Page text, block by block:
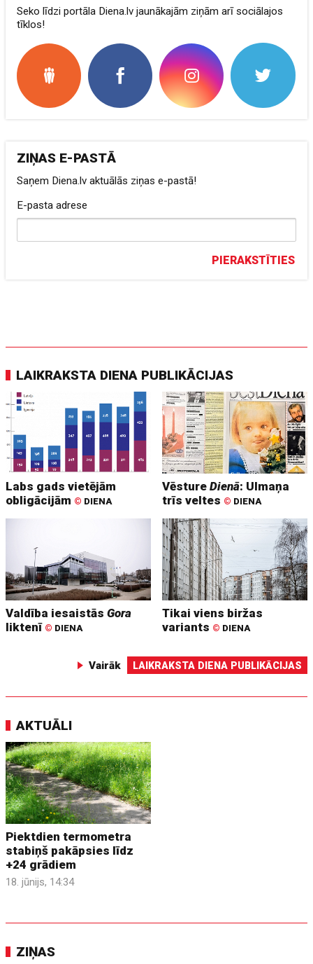
Seko līdzi portāla Diena.lv jaunākajām ziņām arī sociālajos
tīklos!
ZIŅAS E-PASTĀ
Saņem Diena.lv aktuālās ziņas e-pastā!
E-pasta adrese
PIERAKSTĪTIES
LAIKRAKSTA DIENA PUBLIKĀCIJAS
Labs gads vietējām
obligācijām © DIENA
VēstureDienā: Ulmaņa
trīs veltes © DIENA
Valdība iesaistāsGora
liktenī © DIENA
Tikai viens biržas
variants © DIENA
Vairāk LAIKRAKSTA DIENA PUBLIKĀCIJAS
AKTUĀLI
Piektdien termometra
stabiņš pakāpsies līdz
+24 grādiem
18. jūnijs, 14:34
ZIŅAS